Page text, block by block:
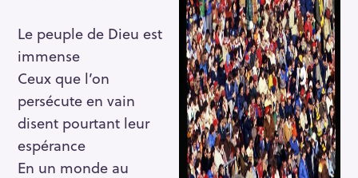
Le peuple de Dieu est
immense
Ceux que l’on
persécute en vain
disent pourtant leur
espérance
En un monde au